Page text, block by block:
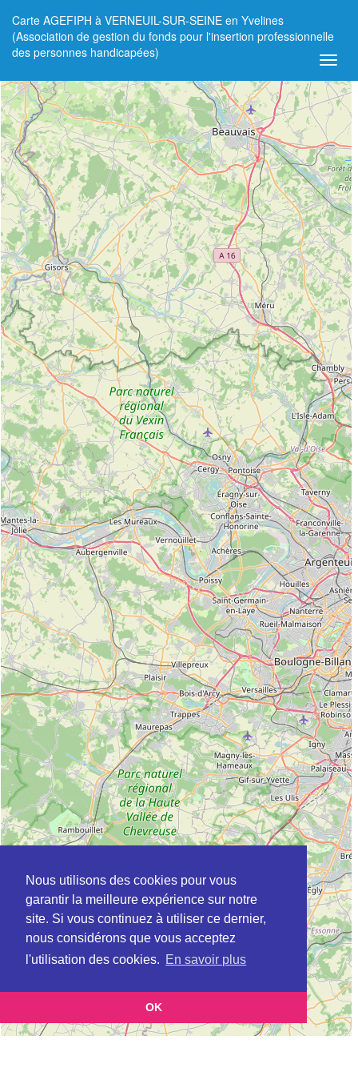
Nous utilisons des cookies pour vous
garantir la meilleure expérience sur notre
site. Si vous continuez à utiliser ce dernier,
nous considérons que vous acceptez
l'utilisation des cookies. En savoir plus
OK
Carte AGEFIPH à VERNEUIL-SUR-SEINE en Yvelines
(Association de gestion du fonds pour l'insertion professionnelle
des personnes handicapées)
+
−